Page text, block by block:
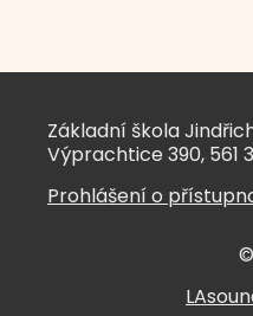
Základní škola
Výprachtice 390, 561
Prohlášení o